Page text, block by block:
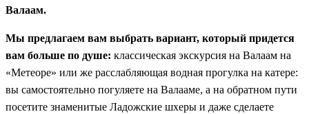
Валаам.
Мы предлагаем вам выбрать вариант, который придется
вам больше по душе: классическая экскурсия на Валаам на
«Метеоре» или же расслабляющая водная прогулка на катере:
вы самостоятельно погуляете на Валааме, а на обратном пути
посетите знаменитые Ладожские шхеры и даже сделаете